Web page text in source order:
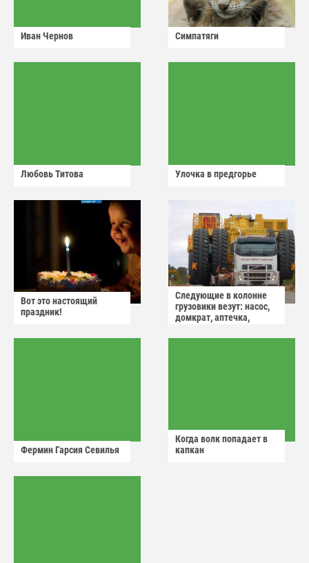
Иван Чернов Симпатяги
Любовь Титова Улочка в предгорье
Вот это настоящий
праздник!
Следующие в колонне
грузовики везут: насос,
домкрат, аптечка,
Фермин Гарсия Севилья
Когда волк попадает в
капкан